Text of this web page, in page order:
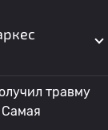
травму